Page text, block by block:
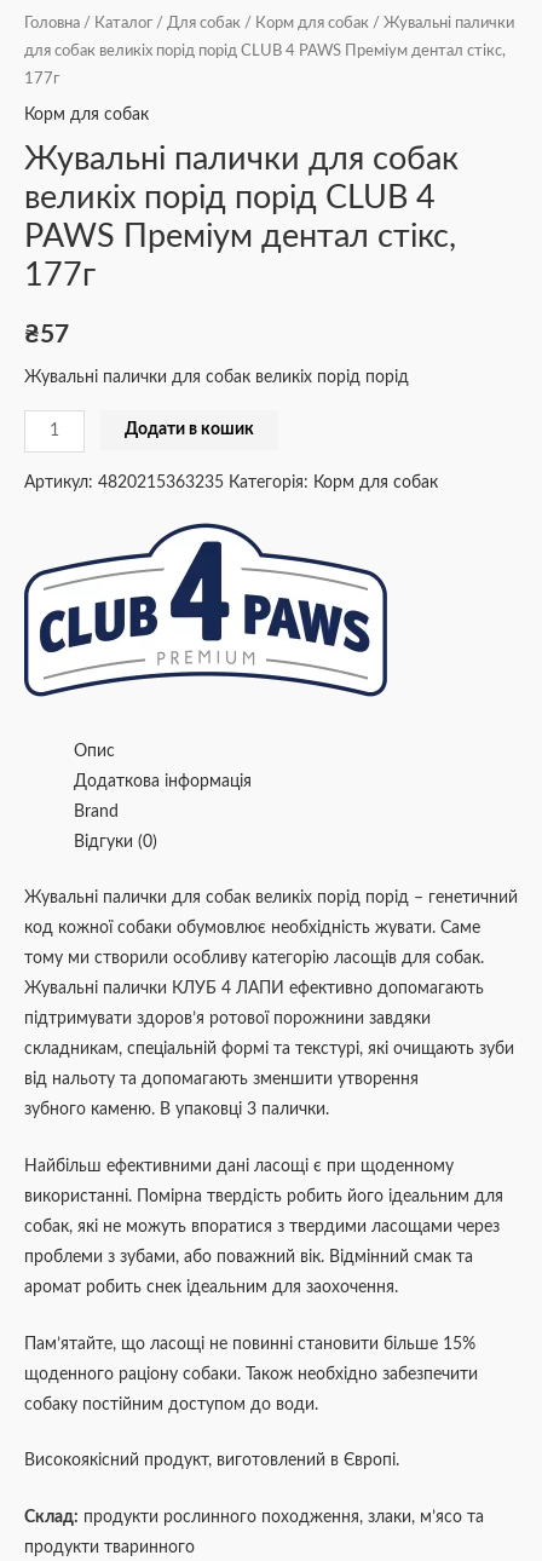
Головна / Каталог / Для собак / Корм для собак / Жувальні палички
для собак великіх порід порід CLUB 4 PAWS Преміум дентал стікс,
177г
Корм для собак
Жувальні палички для собак
великіх порід порід CLUB 4
PAWS Преміум дентал стікс,
177г
₴57
Жувальні палички для собак великіх порід порід
Додати в кошик
Артикул: 4820215363235 Категорія: Корм для собак
Опис
Додаткова інформація
Brand
Відгуки (0)
Жувальні палички для собак великіх порід порід – генетичний
код кожної собаки обумовлює необхідність жувати. Саме
тому ми створили особливу категорію ласощів для собак.
Жувальні палички КЛУБ 4 ЛАПИ ефективно допомагають
підтримувати здоров’я ротової порожнини завдяки
складникам, спеціальній формі та текстурі, які очищають зуби
від нальоту та допомагають зменшити утворення
зубного каменю. В упаковці 3 палички.
Найбільш ефективними дані ласощі є при щоденному
використанні. Помірна твердість робить його ідеальним для
собак, які не можуть впоратися з твердими ласощами через
проблеми з зубами, або поважний вік. Відмінний смак та
аромат робить снек ідеальним для заохочення.
Пам’ятайте, що ласощі не повинні становити більше 15%
щоденного раціону собаки. Також необхідно забезпечити
собаку постійним доступом до води.
Високоякісний продукт, виготовлений в Європі.
Склад: продукти рослинного походження, злаки, м’ясо та
продукти тваринного